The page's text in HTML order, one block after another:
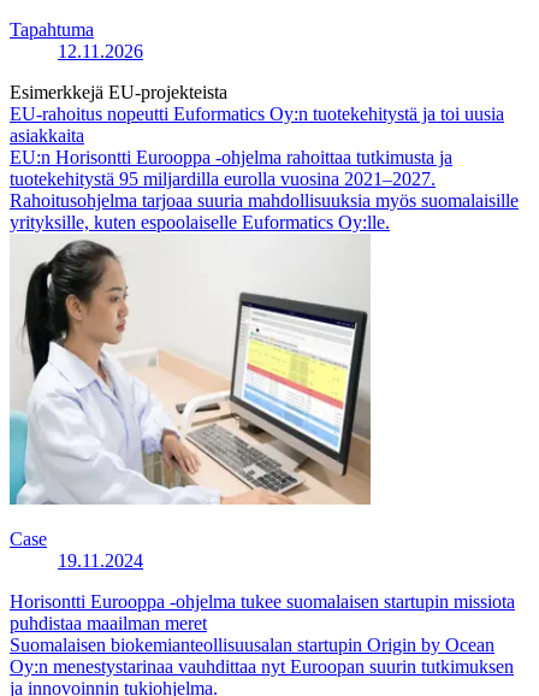
Tapahtuma
12.11.2026
Esimerkkejä EU-projekteista
EU-rahoitus nopeutti Euformatics Oy:n tuotekehitystä ja toi uusia
asiakkaita
EU:n Horisontti Eurooppa -ohjelma rahoittaa tutkimusta ja
tuotekehitystä 95 miljardilla eurolla vuosina 2021–2027.
Rahoitusohjelma tarjoaa suuria mahdollisuuksia myös suomalaisille
yrityksille, kuten espoolaiselle Euformatics Oy:lle.
Case
19.11.2024
Horisontti Eurooppa -ohjelma tukee suomalaisen startupin missiota
puhdistaa maailman meret
Suomalaisen biokemianteollisuusalan startupin Origin by Ocean
Oy:n menestystarinaa vauhdittaa nyt Euroopan suurin tutkimuksen
ja innovoinnin tukiohjelma.